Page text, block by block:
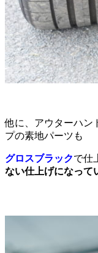
他に、アウターハ
プの素地パーツも
グロスブラックで仕
ない仕上げになって